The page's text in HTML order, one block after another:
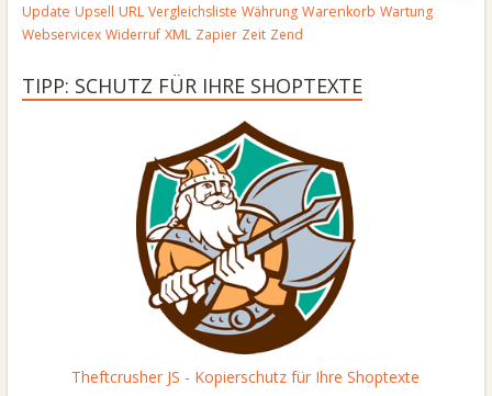
Update Upsell URL Vergleichsliste Währung Warenkorb Wartung
Webservicex Widerruf XML Zapier Zeit Zend
TIPP: SCHUTZ FÜR IHRE SHOPTEXTE
Theftcrusher JS - Kopierschutz für Ihre Shoptexte